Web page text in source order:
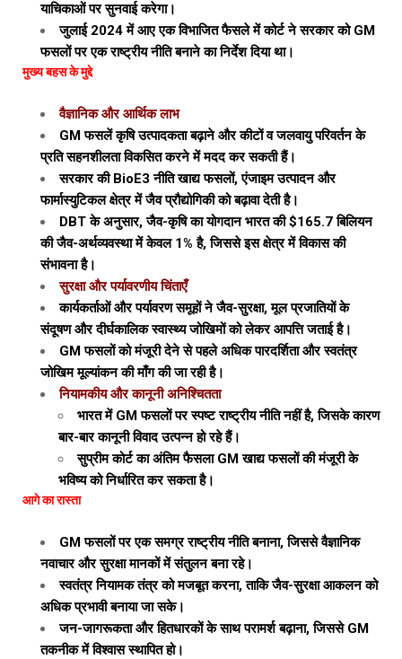
याचिकाओं पर सुनवाई करेगा।
जुलाई 2024 में आए एक विभाजित फैसले में कोर्ट ने सरकार को GM
फसलों पर एक राष्ट्रीय नीति बनाने का निर्देश दिया था।
मुख्य बहस के मुद्दे
वैज्ञानिक और आर्थिक लाभ
GM फसलें कृषि उत्पादकता बढ़ाने और कीटों व जलवायु परिवर्तन के
प्रति सहनशीलता विकसित करने में मदद कर सकती हैं।
सरकार की BioE3 नीति खाद्य फसलों, एंजाइम उत्पादन और
फार्मास्युटिकल क्षेत्र में जैव प्रौद्योगिकी को बढ़ावा देती है।
DBT के अनुसार, जैव-कृषि का योगदान भारत की $165.7 बिलियन
की जैव-अर्थव्यवस्था में केवल 1% है, जिससे इस क्षेत्र में विकास की
संभावना है।
सुरक्षा और पर्यावरणीय चिंताएँ
कार्यकर्ताओं और पर्यावरण समूहों ने जैव-सुरक्षा, मूल प्रजातियों के
संदूषण और दीर्घकालिक स्वास्थ्य जोखिमों को लेकर आपत्ति जताई है।
GM फसलों को मंजूरी देने से पहले अधिक पारदर्शिता और स्वतंत्र
जोखिम मूल्यांकन की माँग की जा रही है।
नियामकीय और कानूनी अनिश्चितता
भारत में GM फसलों पर स्पष्ट राष्ट्रीय नीति नहीं है, जिसके कारण
बार-बार कानूनी विवाद उत्पन्न हो रहे हैं।
सुप्रीम कोर्ट का अंतिम फैसला GM खाद्य फसलों की मंजूरी के
भविष्य को निर्धारित कर सकता है।
आगे का रास्ता
GM फसलों पर एक समग्र राष्ट्रीय नीति बनाना, जिससे वैज्ञानिक
नवाचार और सुरक्षा मानकों में संतुलन बना रहे।
स्वतंत्र नियामक तंत्र को मजबूत करना, ताकि जैव-सुरक्षा आकलन को
अधिक प्रभावी बनाया जा सके।
जन-जागरूकता और हितधारकों के साथ परामर्श बढ़ाना, जिससे GM
तकनीक में विश्वास स्थापित हो।